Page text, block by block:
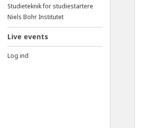
Studieteknik for studiestartere
Niels Bohr Institutet
Live events
Log ind